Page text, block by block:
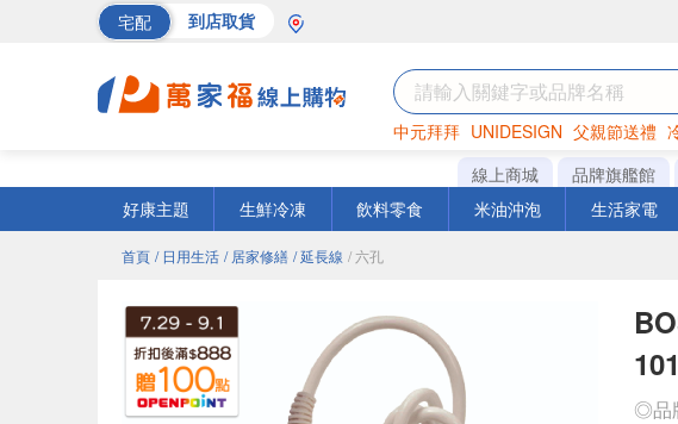
宅配 到店取貨
中元拜拜 UNIDESIGN 父親節送禮
巧克力 罐頭 衛生紙
線上商城 品牌旗艦館
好康主題
生鮮冷凍 飲料零食 米油沖泡 生活家電
首頁 / 日用生活 / 居家修繕 / 延長線 / 六孔
◎品